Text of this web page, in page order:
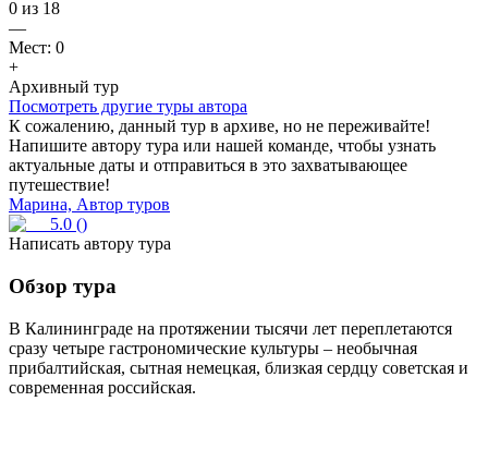
0 из 18
—
Мест: 0
+
Архивный тур
Посмотреть другие туры автора
К сожалению, данный тур в архиве, но не переживайте!
Напишите автору тура или нашей команде, чтобы узнать
актуальные даты и отправиться в это захватывающее
путешествие!
Марина, Автор туров
5.0 ()
Написать автору тура
Обзор тура
В Калининграде на протяжении тысячи лет переплетаются
сразу четыре гастрономические культуры – необычная
прибалтийская, сытная немецкая, близкая сердцу советская и
современная российская.